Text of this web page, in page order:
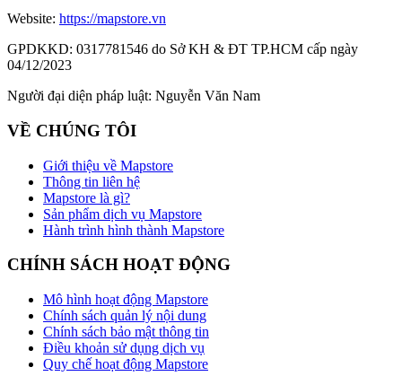
Website: https://mapstore.vn
GPDKKD: 0317781546 do Sở KH & ĐT TP.HCM cấp ngày
04/12/2023
Người đại diện pháp luật: Nguyễn Văn Nam
VỀ CHÚNG TÔI
Giới thiệu về Mapstore
Thông tin liên hệ
Mapstore là gì?
Sản phẩm dịch vụ Mapstore
Hành trình hình thành Mapstore
CHÍNH SÁCH HOẠT ĐỘNG
Mô hình hoạt động Mapstore
Chính sách quản lý nội dung
Chính sách bảo mật thông tin
Điều khoản sử dụng dịch vụ
Quy chế hoạt động Mapstore